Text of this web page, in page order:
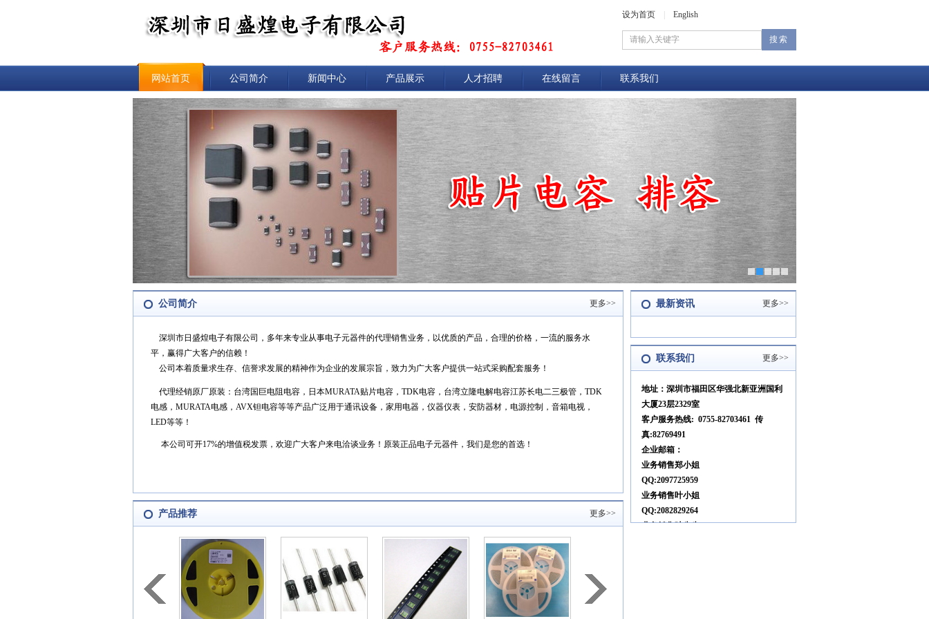
设为首页 English
网站首页 公司简介 新闻中心 产品展示 人才招聘 在线留言 联系我们
更多>>
公司简介
深圳市日盛煌电子有限公司，多年来专业从事电子元器件的代理销售业务，以优质的产品，合理的价格，一流的服务水
平，赢得广大客户的信赖！
公司本着质量求生存、信誉求发展的精神作为企业的发展宗旨，致力为广大客户提供一站式采购配套服务！
代理经销原厂原装：台湾国巨电阻电容，日本MURATA贴片电容，TDK电容，台湾立隆电解电容江苏长电二三极管，TDK
电感，MURATA电感，AVX钽电容等等产品广泛用于通讯设备，家用电器，仪器仪表，安防器材，电源控制，音箱电视，
LED等等！
本公司可开17%的增值税发票，欢迎广大客户来电洽谈业务！原装正品电子元器件，我们是您的首选！
更多>>
产品推荐
更多>>
最新资讯
更多>>
联系我们
地址：深圳市福田区华强北新亚洲国利
大厦23层2329室
客户服务热线: 0755-82703461 传
真:82769491
企业邮箱：
业务销售郑小姐
QQ:2097725959
业务销售叶小姐
QQ:2082829264
业务销售叶先生